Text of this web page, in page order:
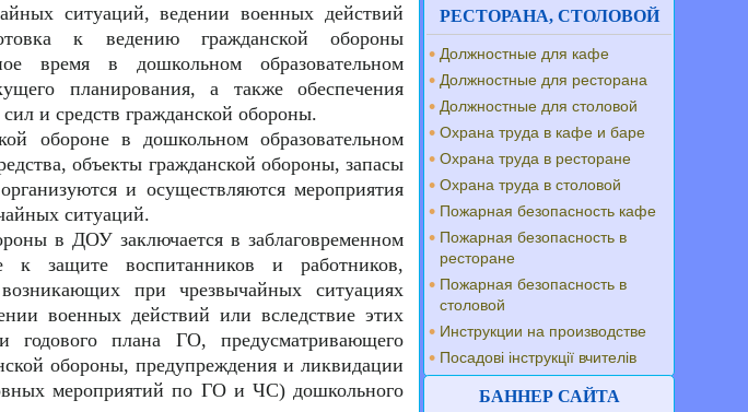
ситуаций, ведении военных действий
к ведению гражданской обороны
время в дошкольном образовательном
планирования, а также обеспечения
и средств гражданской обороны.
обороне в дошкольном образовательном
объекты гражданской обороны, запасы
и осуществляются мероприятия
ситуаций.
в ДОУ заключается в заблаговременном
к защите воспитанников и работников,
при чрезвычайных ситуациях
военных действий или вследствие этих
годового плана ГО, предусматривающего
обороны, предупреждения и ликвидации
мероприятий по ГО и ЧС) дошкольного
РЕСТОРАНА, СТОЛОВОЙ
Должностные для кафе
Должностные для ресторана
Должностные для столовой
Охрана труда в кафе и баре
Охрана труда в ресторане
Охрана труда в столовой
Пожарная безопасность кафе
Пожарная безопасность в
ресторане
Пожарная безопасность в
столовой
Инструкции на производстве
Посадові інструкції вчителів
БАННЕР САЙТА